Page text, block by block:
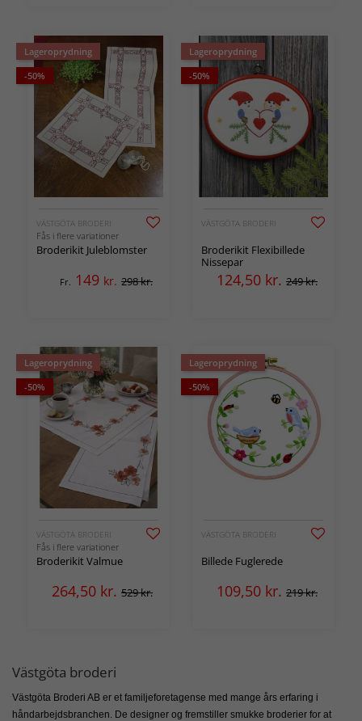
Lageroprydning
-50%
VÄSTGÖTA BRODERI
Fås i flere variationer
Broderikit Juleblomster
Fr. 149 kr. 298 kr.
Lageroprydning
-50%
VÄSTGÖTA BRODERI
Broderikit Flexibillede
Nissepar
124,50 kr. 249 kr.
Lageroprydning
-50%
VÄSTGÖTA BRODERI
Fås i flere variationer
Broderikit Valmue
264,50 kr. 529 kr.
Lageroprydning
-50%
VÄSTGÖTA BRODERI
Billede Fuglerede
109,50 kr. 219 kr.
Västgöta broderi
Västgöta Broderi AB er et familjeforetagense med mange års erfaring i
håndarbejdsbranchen. De designer og fremstiller smukke broderier for at